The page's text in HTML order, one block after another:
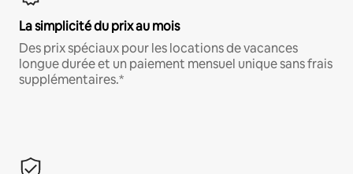
La simplicité du prix au mois
Des prix spéciaux pour les locations de vacances
longue durée et un paiement mensuel unique sans frais
supplémentaires.*